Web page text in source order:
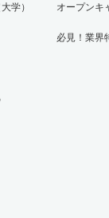
学） オープンキ
必見！業界